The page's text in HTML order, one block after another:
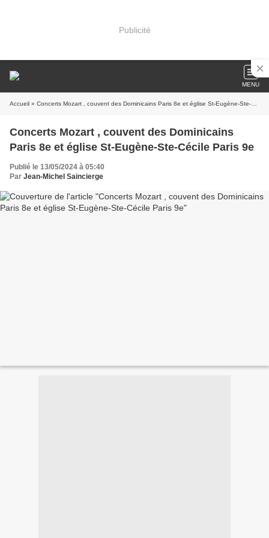
Publicité
MENU
Accueil » Concerts Mozart , couvent des Dominicains Paris 8e et église St-Eugène-Ste-Cécile Paris 9e
Concerts Mozart , couvent des Dominicains
Paris 8e et église St-Eugène-Ste-Cécile Paris 9e
Publié le 13/05/2024 à 05:40
Par Jean-Michel Saincierge